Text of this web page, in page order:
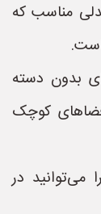
مناسب که
بدون دسته
کوچک
در